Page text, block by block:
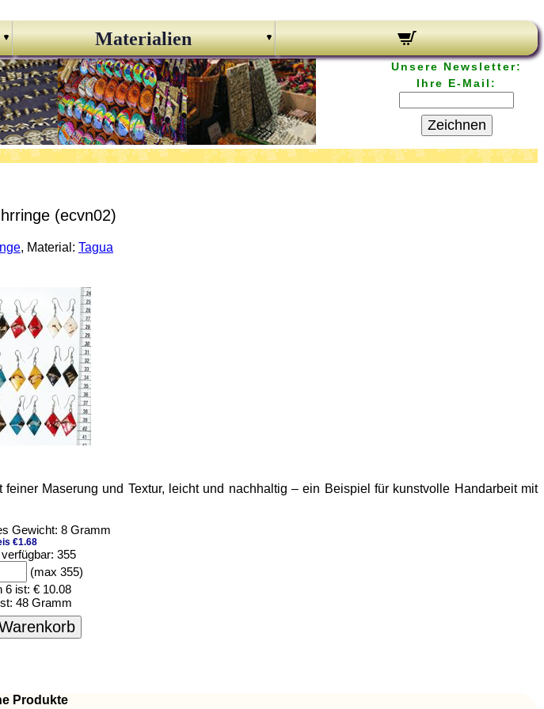
Materialien
Unsere Newsletter:
Ihre E-Mail:
Zeichnen
(ecvn02)
, Material: Tagua
Maserung und Textur, leicht und nachhaltig – ein Beispiel für kunstvolle Handarbeit mit
Gewicht: 8 Gramm
€1.68
355
(max 355)
6 ist: € 10.08
48 Gramm
Produkte